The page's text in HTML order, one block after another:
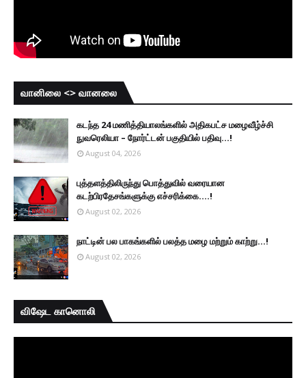
வானிலை <> வானலை
கடந்த 24 மணித்தியாலங்களில் அதிகபட்ச மழைவீழ்ச்சி
நுவரெலியா – நோர்ட்டன் பகுதியில் பதிவு...!
August 04, 2026
புத்தளத்திலிருந்து பொத்துவில் வரையான
கடற்பிரதேசங்களுக்கு எச்சரிக்கை....!
August 02, 2026
நாட்டின் பல பாகங்களில் பலத்த மழை மற்றும் காற்று...!
August 02, 2026
விஷேட கானொலி